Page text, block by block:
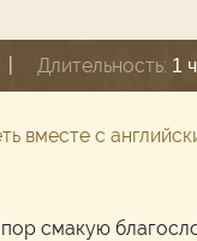
Длительность: 1
вместе с
смакую